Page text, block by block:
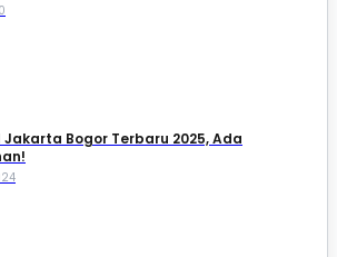
Jakarta Bogor Terbaru 2025, Ada